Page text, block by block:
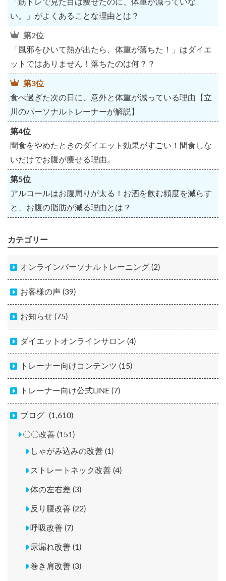
「筋トレで見た目は痩せたのに、体重が減っていな
い。」がよくあることな理由とは？
第2位
「風邪をひいて熱が出たら、体重が落ちた！」はダイエ
ットではありません！落ちたのは何？？
第3位
食べ過ぎた次の日に、意外と体重が減っている理由【立
川のパーソナルトレーナーが解説】
第4位
間食をやめたときのダイエット効果がすごい！間食しな
いだけでお腹が痩せる理由。
第5位
アルコールはお腹周りが太る！お酒を飲む頻度を減らす
と、お腹の脂肪が減る理由とは？
カテゴリー
オンラインパーソナルトレーニング (2)
お客様の声 (39)
お知らせ (75)
ダイエットオンラインサロン (4)
トレーナー向けコンテンツ (15)
トレーナー向け公式LINE (7)
ブログ (1,610)
〇〇改善 (151)
しゃがみ込みの改善 (1)
ストレートネック改善 (4)
体の左右差 (3)
反り腰改善 (22)
呼吸改善 (7)
尿漏れ改善 (1)
巻き肩改善 (3)